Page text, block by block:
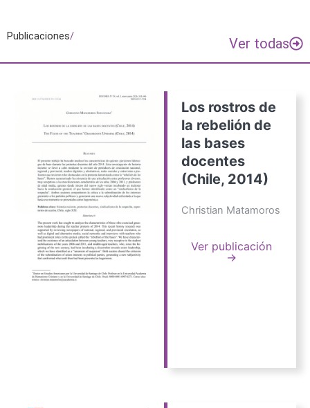
Publicaciones/ Ver todas
Los rostros de
la rebelión de
las bases
docentes
(Chile, 2014)
Christian Matamoros
Ver publicación
→